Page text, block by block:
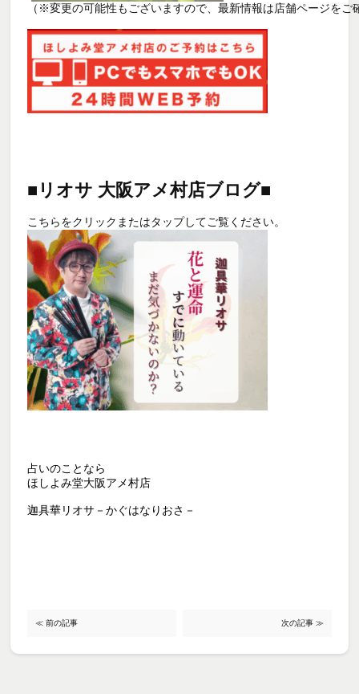
（※変更の可能性もございますので、最新情報は店舗ページをご
■リオサ 大阪アメ村店ブログ■
占いのことなら
ほしよみ堂大阪アメ村店
迦具華リオサ－かぐはなりおさ－
≪ 前の記事 次の記事 ≫